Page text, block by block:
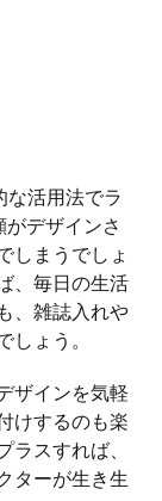
な活用法でラ
デザインさ
しまうでしょ
、毎日の生活
、雑誌入れや
ょう。
ザインを気軽
けするのも楽
スすれば、
ターが生き生